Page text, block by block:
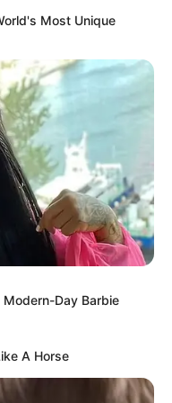
έναν άντρα
του πνοή σε
στοGoogle
Most Unique
Modern-Day Barbie
A Horse